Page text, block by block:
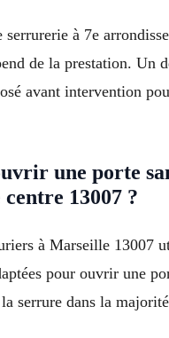
serrurerie à 7e
de la prestation. Un
avant intervention
une porte
13007 ?
à Marseille 13007
pour ouvrir une
serrure dans la